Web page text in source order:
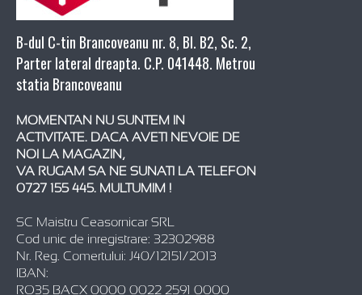
B-dul C-tin Brancoveanu nr. 8, Bl. B2, Sc. 2,
Parter lateral dreapta. C.P. 041448. Metrou
statia Brancoveanu
MOMENTAN NU SUNTEM IN
ACTIVITATE. DACA AVETI NEVOIE DE
NOI LA MAGAZIN,
VA RUGAM SA NE SUNATI LA TELEFON
0727 155 445. MULTUMIM !
SC Maistru Ceasornicar SRL
Cod unic de inregistrare: 32302988
Nr. Reg. Comertului: J40/12151/2013
IBAN:
RO35 BACX 0000 0022 2591 0000